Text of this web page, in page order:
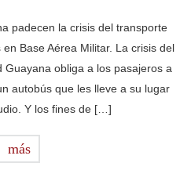
padecen la crisis del transporte
Base Aérea Militar. La crisis del
obliga a los pasajeros a
autobús que les lleve a su lugar
Y los fines de […]
más